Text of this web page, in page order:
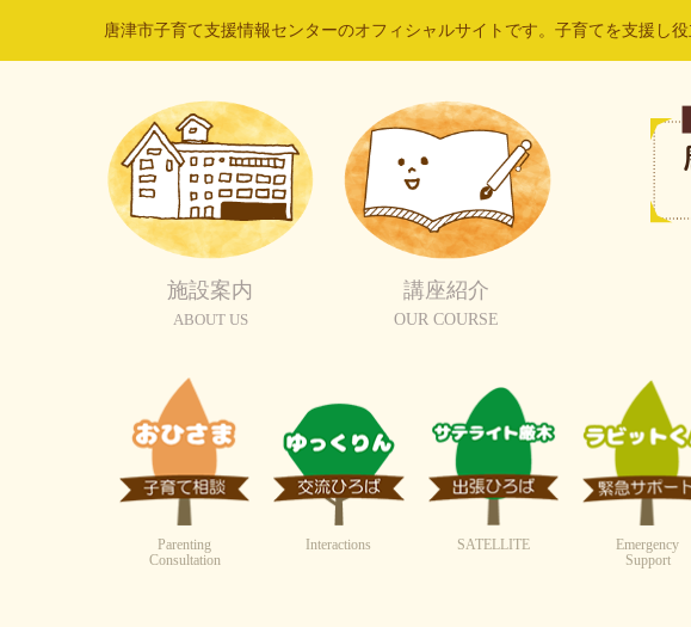
唐津市子育て支援情報センターのオフィシャルサイトです。子育てを支援し役
施設案内
ABOUT US
講座紹介
OUR COURSE
Parenting
Consultation
Interactions SATELLITE
Emergency
Support